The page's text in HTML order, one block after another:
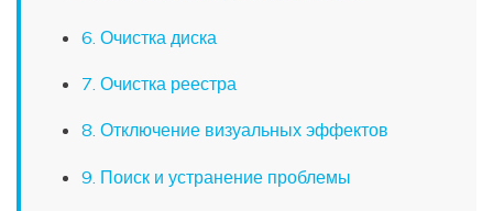
6. Очистка диска
7. Очистка реестра
8. Отключение визуальных эффектов
9. Поиск и устранение проблемы